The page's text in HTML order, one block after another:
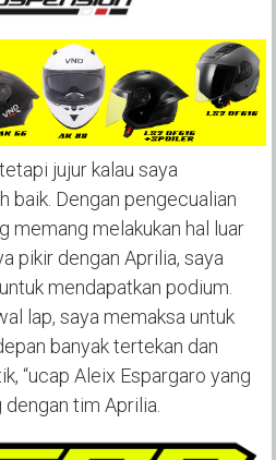
jujur kalau saya
baik. Dengan pengecualian
memang melakukan hal luar
pikir dengan Aprilia, saya
mendapatkan podium.
lap, saya memaksa untuk
banyak tertekan dan
“ucap Aleix Espargaro yang
tim Aprilia.